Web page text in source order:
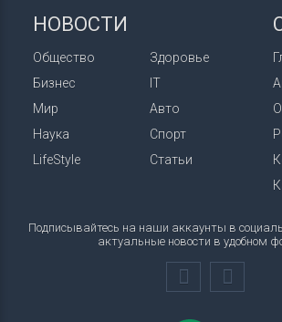
НОВОСТИ
Общество
Бизнес
Мир
Наука
LifeStyle
Здоровье
IT
Авто
Спорт
Статьи
Подписывайтесь на наши аккаунты в
актуальные новости в удобном